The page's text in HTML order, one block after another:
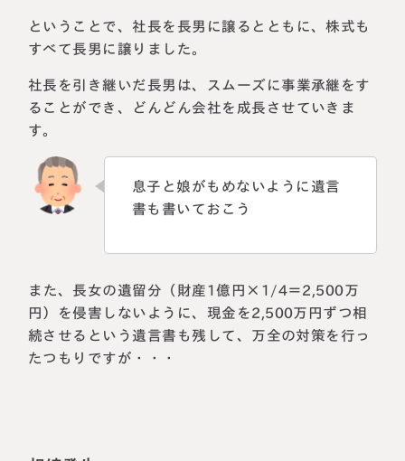
ということで、社長を長男に譲るとともに、株式も
すべて長男に譲りました。
社長を引き継いだ長男は、スムーズに事業承継をす
ることができ、どんどん会社を成長させていきま
す。
息子と娘がもめないように遺言
書も書いておこう
また、長女の遺留分（財産1億円×1/4＝2,500万
円）を侵害しないように、現金を2,500万円ずつ相
続させるという遺言書も残して、万全の対策を行っ
たつもりですが・・・